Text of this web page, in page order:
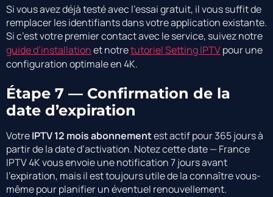
Si vous avez déjà testé avec l’essai gratuit, il vous suffit de
remplacer les identifiants dans votre application existante.
Si c’est votre premier contact avec le service, suivez notre
guide d’installationet notretutoriel Setting IPTVpour une
configuration optimale en 4K.
Étape 7 — Confirmation de la
date d’expiration
VotreIPTV 12 mois abonnementest actif pour 365 jours à
partir de la date d’activation. Notez cette date — France
IPTV 4K vous envoie une notification 7 jours avant
l’expiration, mais il est toujours utile de la connaître vous-
même pour planifier un éventuel renouvellement.